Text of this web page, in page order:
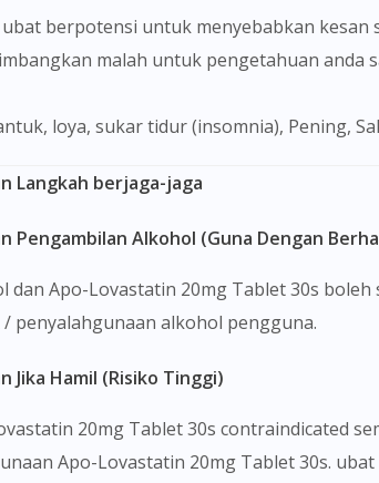
berpotensi untuk menyebabkan kesan
malah untuk pengetahuan anda
loya, sukar tidur (insomnia), Pening,
Langkah berjaga-jaga
Pengambilan Alkohol (Guna Dengan
dan Apo-Lovastatin 20mg Tablet 30s
penyalahgunaan alkohol pengguna.
Jika Hamil (Risiko Tinggi)
20mg Tablet 30s contraindicated
Apo-Lovastatin 20mg Tablet 30s.